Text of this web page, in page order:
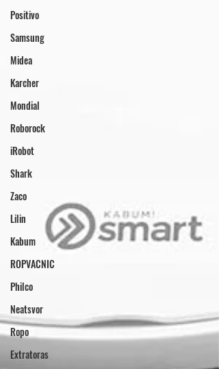
Positivo
Samsung
Midea
Karcher
Mondial
Roborock
iRobot
Shark
Zaco
Lilin
Kabum
ROPVACNIC
Philco
Neatsvor
Ropo
Extratoras